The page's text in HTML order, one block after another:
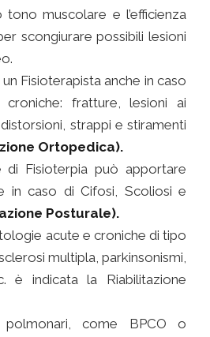
muscolare e l’efficienza
scongiurare possibili lesioni
Fisioterapista anche in caso
fratture, lesioni ai
strappi e stiramenti
Ortopedica).
Fisioterpia può apportare
in caso di Cifosi, Scoliosi e
Posturale).
acute e croniche di tipo
multipla, parkinsonismi,
è indicata la Riabilitazione
come BPCO o